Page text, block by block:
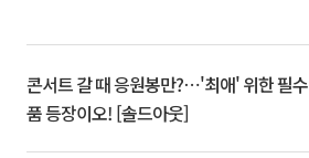
콘서트 갈 때 응원봉만?⋯'최애' 위한 필수
품 등장이오! [솔드아웃]